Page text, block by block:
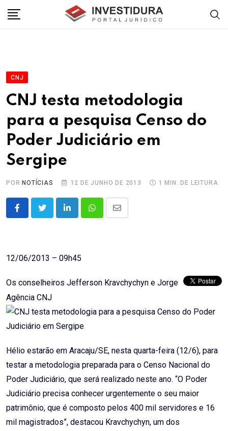
CNJ
CNJ testa metodologia
para a pesquisa Censo do
Poder Judiciário em
Sergipe
POR NOTÍCIAS 12 DE JUNHO DE 2013 1 MIN. DE LEITURA
LinkedInWhatsappShare
12/06/2013 – 09h45
Agência CNJ
Os conselheiros Jefferson Kravchychyn e Jorge
Hélio estarão em Aracaju/SE, nesta quarta-feira (12/6), para
testar a metodologia preparada para o Censo Nacional do
Poder Judiciário, que será realizado neste ano. “O Poder
Judiciário precisa conhecer urgentemente o seu maior
patrimônio, que é composto pelos 400 mil servidores e 16
mil magistrados”, destacou Kravchychyn, um dos